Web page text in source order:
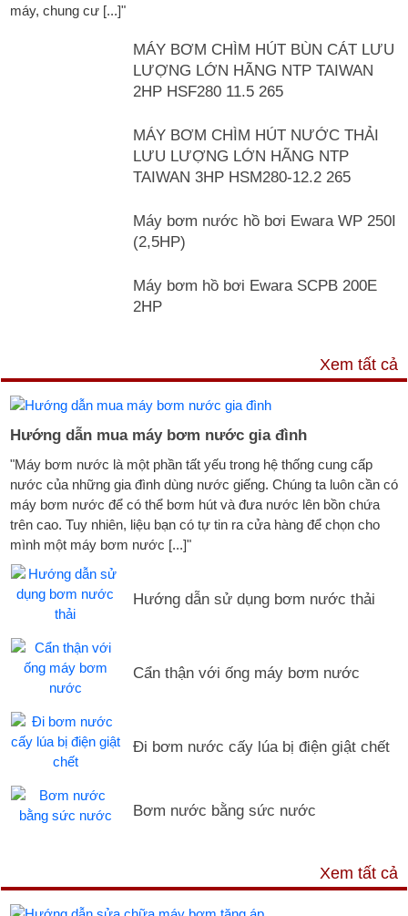
máy, chung cư [...]"
MÁY BƠM CHÌM HÚT BÙN CÁT LƯU
LƯỢNG LỚN HÃNG NTP TAIWAN
2HP HSF280 11.5 265
MÁY BƠM CHÌM HÚT NƯỚC THẢI
LƯU LƯỢNG LỚN HÃNG NTP
TAIWAN 3HP HSM280-12.2 265
Máy bơm nước hồ bơi Ewara WP 250I
(2,5HP)
Máy bơm hồ bơi Ewara SCPB 200E
2HP
Xem tất cả
Hướng dẫn mua máy bơm nước gia đình
"Máy bơm nước là một phần tất yếu trong hệ thống cung cấp
nước của những gia đình dùng nước giếng. Chúng ta luôn cần có
máy bơm nước để có thể bơm hút và đưa nước lên bồn chứa
trên cao. Tuy nhiên, liệu bạn có tự tin ra cửa hàng để chọn cho
mình một máy bơm nước [...]"
Hướng dẫn sử dụng bơm nước thải
Cẩn thận với ống máy bơm nước
Đi bơm nước cấy lúa bị điện giật chết
Bơm nước bằng sức nước
Xem tất cả